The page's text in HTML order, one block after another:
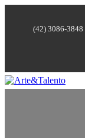
(42) 3086-3848